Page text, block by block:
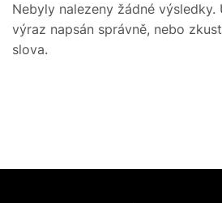
Nebyly nalezeny žádné výsledky.
výraz napsán správně, nebo
slova.